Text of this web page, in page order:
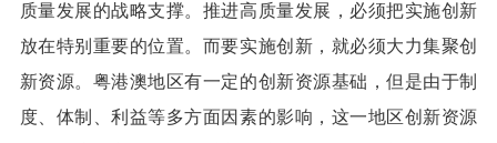
质量发展的战略支撑。推进高质量发展，必须把实施创新
放在特别重要的位置。而要实施创新，就必须大力集聚创
新资源。粤港澳地区有一定的创新资源基础，但是由于制
度、体制、利益等多方面因素的影响，这一地区创新资源